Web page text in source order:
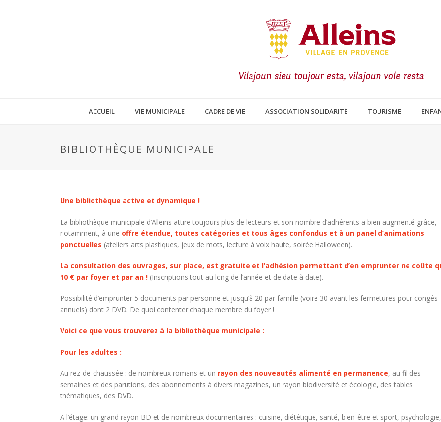
ACCUEIL VIE MUNICIPALE CADRE DE VIE ASSOCIATION SOLIDARITÉ TOURISME
BIBLIOTHÈQUE MUNICIPALE
Une bibliothèque active et dynamique !
La bibliothèque municipale d’Alleins attire toujours plus de lecteurs et son nombre d’adhérents a bien augmenté grâce,
notamment, à une offre étendue, toutes catégories et tous âges confondus et à un panel d’animations
ponctuelles (ateliers arts plastiques, jeux de mots, lecture à voix haute, soirée Halloween).
La consultation des ouvrages, sur place, est gratuite et l’adhésion permettant d’en emprunter ne coûte
10 € par foyer et par an ! (Inscriptions tout au long de l’année et de date à date).
Possibilité d’emprunter 5 documents par personne et jusqu’à 20 par famille (voire 30 avant les fermetures pour congés
annuels) dont 2 DVD. De quoi contenter chaque membre du foyer !
Voici ce que vous trouverez à la bibliothèque municipale :
Pour les adultes :
Au rez-de-chaussée : de nombreux romans et un rayon des nouveautés alimenté en permanence, au fil des
semaines et des parutions, des abonnements à divers magazines, un rayon biodiversité et écologie, des tables
thématiques, des DVD.
A l’étage: un grand rayon BD et de nombreux documentaires : cuisine, diététique, santé, bien-être et sport, psychologie,